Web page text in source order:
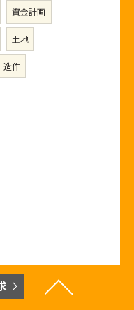
資金計画
土地
造作